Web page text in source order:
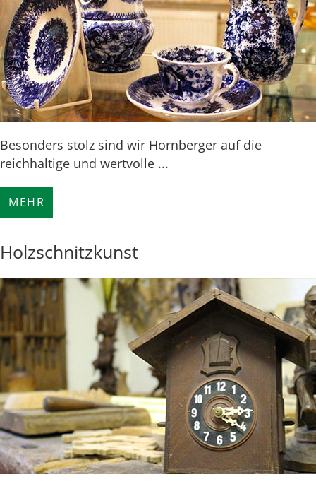
Besonders stolz sind wir Hornberger auf die
reichhaltige und wertvolle ...
MEHR
Holzschnitzkunst